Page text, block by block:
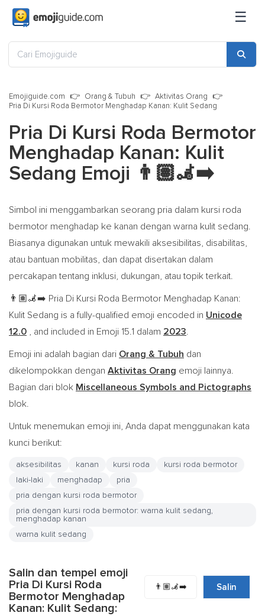
☰
Emojiguide.com Orang & Tubuh
Aktivitas Orang
Pria Di Kursi Roda Bermotor Menghadap Kanan: Kulit Sedang
Pria Di Kursi Roda Bermotor
Menghadap Kanan: Kulit
Sedang Emoji 👨🏽‍🦼‍➡️
Simbol ini menggambarkan seorang pria dalam kursi roda
bermotor menghadap ke kanan dengan warna kulit sedang.
Biasanya digunakan untuk mewakili aksesibilitas, disabilitas,
atau bantuan mobilitas, dan dapat disertakan dalam
percakapan tentang inklusi, dukungan, atau topik terkait.
👨🏽‍🦼‍➡️ Pria Di Kursi Roda Bermotor Menghadap Kanan:
Kulit Sedang is a fully-qualified emoji encoded in Unicode
12.0 , and included in Emoji 15.1 dalam 2023.
Emoji ini adalah bagian dari Orang & Tubuh dan
dikelompokkan dengan Aktivitas Orang emoji lainnya.
Bagian dari blok Miscellaneous Symbols and Pictographs
blok.
Untuk menemukan emoji ini, Anda dapat menggunakan kata
kunci berikut:
aksesibilitas kanan kursi roda
kursi roda bermotor
laki-laki
menghadap
pria
pria dengan kursi roda bermotor
pria dengan kursi roda bermotor: warna kulit sedang,
menghadap kanan
warna kulit sedang
Salin dan tempel emoji
Pria Di Kursi Roda
Bermotor Menghadap
Kanan: Kulit Sedang:
👨🏽‍🦼‍➡️ Salin